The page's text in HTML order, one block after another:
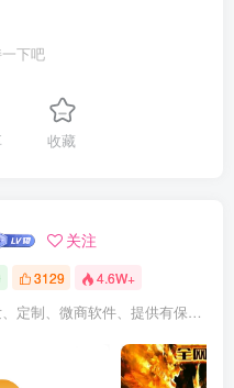
下吧
收藏
关注
3129 4.6W+
专注于原创程序开发、定制、微商软件、提供有保障的维护及售后，做高品质程序网站认准万码库。